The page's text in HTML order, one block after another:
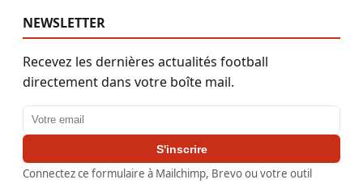
NEWSLETTER
Recevez les dernières actualités football
directement dans votre boîte mail.
Adresse email
S'inscrire
Connectez ce formulaire à Mailchimp, Brevo ou votre outil